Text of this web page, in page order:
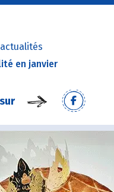
en janvier